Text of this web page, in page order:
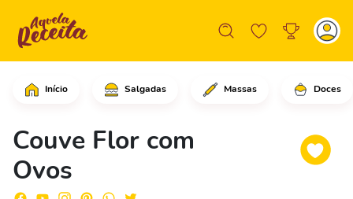
Início Salgadas Massas Doces
Couve Flor com
Ovos
Corte o couve flor em pedaços